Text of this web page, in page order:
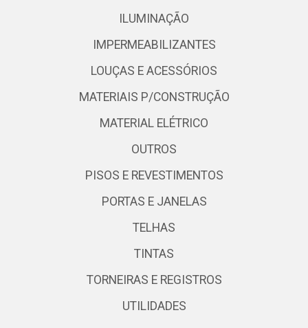
ILUMINAÇÃO
IMPERMEABILIZANTES
LOUÇAS E ACESSÓRIOS
MATERIAIS P/CONSTRUÇÃO
MATERIAL ELÉTRICO
OUTROS
PISOS E REVESTIMENTOS
PORTAS E JANELAS
TELHAS
TINTAS
TORNEIRAS E REGISTROS
UTILIDADES